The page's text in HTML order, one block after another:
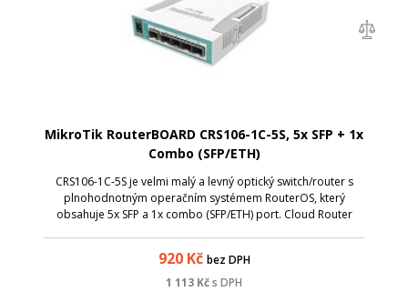
MikroTik RouterBOARD CRS106-1C-5S, 5x SFP + 1x
Combo (SFP/ETH)
CRS106-1C-5S je velmi malý a levný optický switch/router s
plnohodnotným operačním systémem RouterOS, který
obsahuje 5x SFP a 1x combo (SFP/ETH) port. Cloud Router
920Kč bez DPH
1 113 Kčs DPH